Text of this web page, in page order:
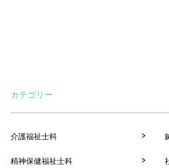
カテゴリー
介護福祉士科
精神保健福祉士科